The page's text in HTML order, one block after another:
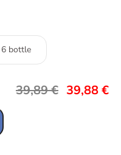
6 bottle
39,89€ 39,88€